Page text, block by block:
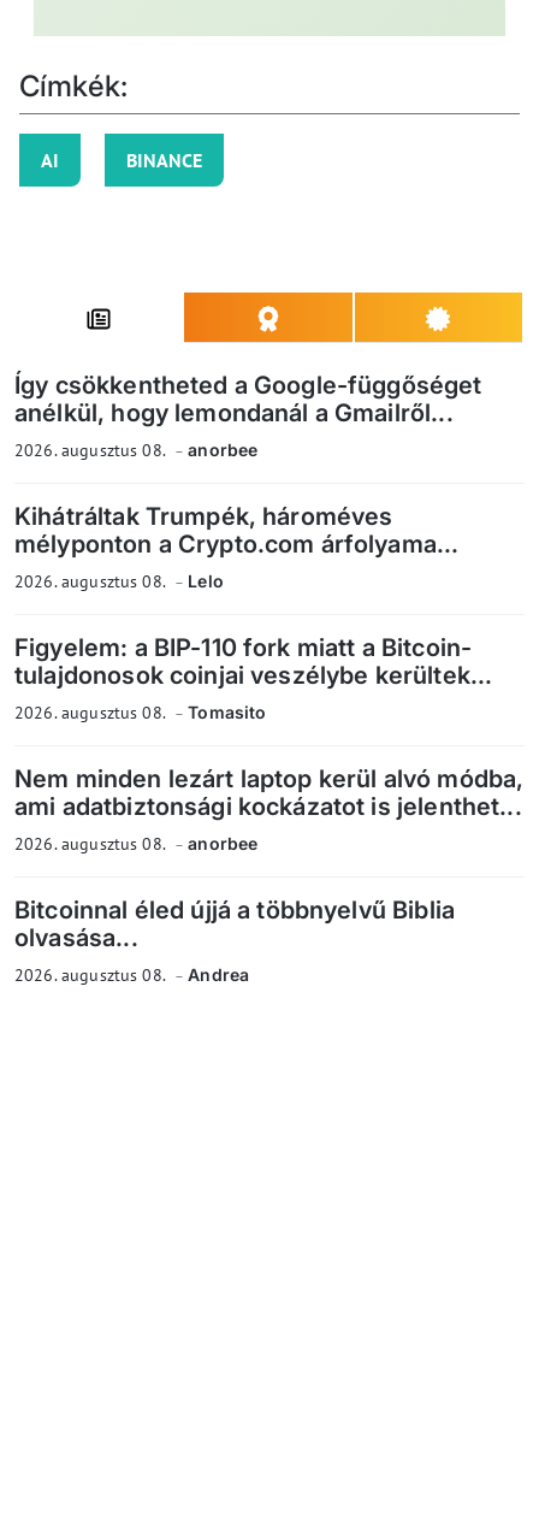
Címkék:
AI BINANCE
Így csökkentheted a Google-függőséget
anélkül, hogy lemondanál a Gmailről...
2026. augusztus 08. anorbee
Kihátráltak Trumpék, hároméves
mélyponton a Crypto.com árfolyama...
2026. augusztus 08. Lelo
Figyelem: a BIP-110 fork miatt a Bitcoin-
tulajdonosok coinjai veszélybe kerültek...
2026. augusztus 08. Tomasito
Nem minden lezárt laptop kerül alvó módba,
ami adatbiztonsági kockázatot is jelenthet...
2026. augusztus 08. anorbee
Bitcoinnal éled újjá a többnyelvű Biblia
olvasása...
2026. augusztus 08. Andrea